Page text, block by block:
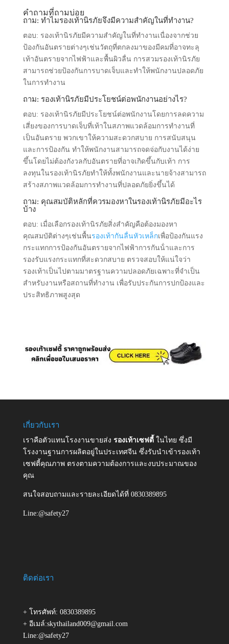
คำถามที่ถามบ่อย
ถาม: ทําไมรองเท้านิรภัยจึงมีความสําคัญในที่ทํางาน?
ตอบ: รองเท้านิรภัยมีความสําคัญในที่ทํางานเนื่องจากช่วย
ป้องกันอันตรายต่างๆเช่นวัตถุที่ตกลงมาของมีคมที่อาจทะลุ
เท้าอันตรายจากไฟฟ้าและพื้นผิวลื่น การสวมรองเท้านิรภัย
สามารถช่วยป้องกันการบาดเจ็บและทําให้พนักงานปลอดภัย
ในการทํางาน
ถาม: รองเท้านิรภัยมีประโยชน์ต่อพนักงานอย่างไร?
ตอบ: รองเท้านิรภัยมีประโยชน์ต่อพนักงานโดยการลดความ
เสี่ยงของการบาดเจ็บที่เท้าในสภาพแวดล้อมการทํางานที่
เป็นอันตราย พวกเขาให้ความสะดวกสบาย การสนับสนุน
และการป้องกัน ทําให้พนักงานสามารถจดจ่อกับงานได้ง่าย
ขึ้นโดยไม่ต้องกังวลกับอันตรายที่อาจเกิดขึ้นกับเท้า การ
ลงทุนในรองเท้านิรภัยทําให้ทั้งพนักงานและนายจ้างสามารถ
สร้างสภาพแวดล้อมการทํางานที่ปลอดภัยยิ่งขึ้นได้
ถาม: คุณสมบัติหลักที่ควรมองหาในรองเท้านิรภัยมีอะไร
บ้าง
ตอบ: เมื่อเลือกรองเท้านิรภัยสิ่งสําคัญคือต้องมองหา
คุณสมบัติต่างๆเช่นพื้นรองเท้ากันลื่นหัวเหล็กเพื่อป้องกันแรง
กระแทกการป้องกันอันตรายจากไฟฟ้าการกันน้ําและการ
รองรับแรงกระแทกที่สะดวกสบาย ตรวจสอบให้แน่ใจว่า
รองเท้าเป็นไปตามมาตรฐานความปลอดภัยเฉพาะที่จําเป็น
สําหรับงานหรือสถานที่ทํางาน เพื่อรับประกันการปกป้องและ
ประสิทธิภาพสูงสุด
เกี่ยวกับเรา
เราคือตัวแทนโรงงานขายส่ง รองเท้าเซฟตี้ ในไทย ซึ่งมี
โรงงานฐานการผลิตอยู่ในประเทศจีน ซึ่งรับนำเข้ารองเท้า
เซฟตี้คุณภาพ ตรงตามความต้องการและงบประมาณของ
คุณ
สนใจสอบถามและรายละเอียดได้ที่ 0830389895
Line:@safety27
ติดต่อเรา
+ โทรศัพท์: 0830389895
+ อีเมล์:skythailand009@gmail.com
Line:@safety27